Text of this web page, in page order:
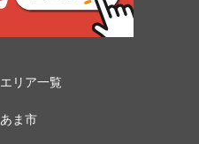
エリア一覧
あま市